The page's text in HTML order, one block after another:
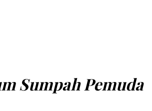
Sumpah Pemuda